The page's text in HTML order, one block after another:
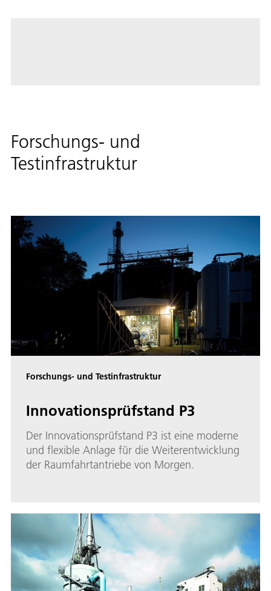
Forschungs- und
Testinfrastruktur
Forschungs- und Testinfrastruktur
Innovationsprüfstand P3
Der Innovationsprüfstand P3 ist eine moderne
und flexible Anlage für die Weiterentwicklung
der Raumfahrtantriebe von Morgen.